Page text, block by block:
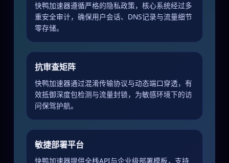
快鸭加速器遵循严格的隐私政策，核心系统经过多
重安全审计，确保用户会话、DNS记录与流量细节
零存储。
抗审查矩阵
快鸭加速器通过混淆传输协议与动态端口穿透，有
效抵御深度包检测与流量封锁，为敏感环境下的访
问保驾护航。
敏捷部署平台
快鸭加速器提供全栈API与企业级部署模板，支持